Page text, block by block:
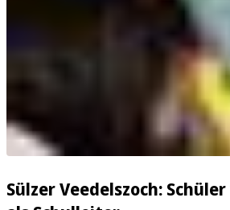
Sülzer Veedelszoch: